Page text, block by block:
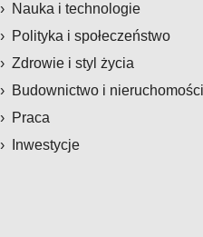
Nauka i technologie
Polityka i społeczeństwo
Zdrowie i styl życia
Budownictwo i nieruchomości
Praca
Inwestycje